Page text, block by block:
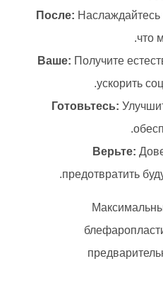
После:
что
Ваше: Получите
ускорить
Готовьтесь:
Верьте:
предотвратить